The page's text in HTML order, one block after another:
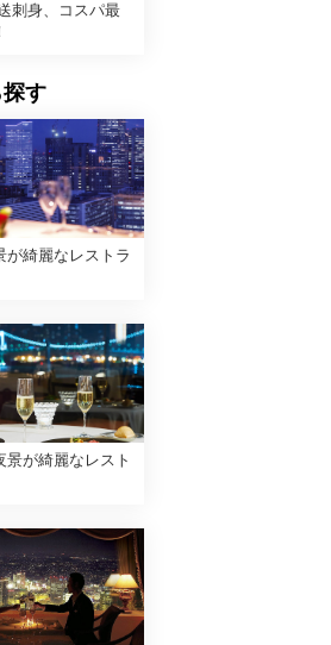
刺身、コスパ最
す
が綺麗なレストラ
景が綺麗なレスト